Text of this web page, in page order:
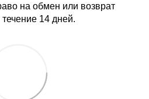
на обмен или возврат
течение 14 дней.